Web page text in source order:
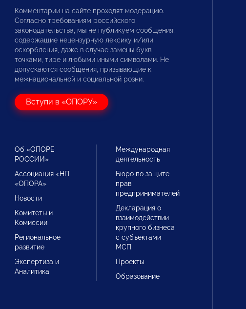
Комментарии на сайте проходят модерацию.
Согласно требованиям российского
законодательства, мы не публикуем сообщения,
содержащие нецензурную лексику и/или
оскорбления, даже в случае замены букв
точками, тире и любыми иными символами. Не
допускаются сообщения, призывающие к
межнациональной и социальной розни.
Вступи в «ОПОРУ»
Об «ОПОРЕ
РОССИИ»
Ассоциация «НП
«ОПОРА»
Новости
Комитеты и
Комиссии
Региональное
развитие
Экспертиза и
Аналитика
Международная
деятельность
Бюро по защите
прав
предпринимателей
Декларация о
взаимодействии
крупного бизнеса
с субъектами
МСП
Проекты
Образование